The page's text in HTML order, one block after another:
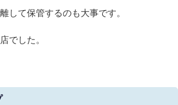
して保管するのも大事です。
でした。